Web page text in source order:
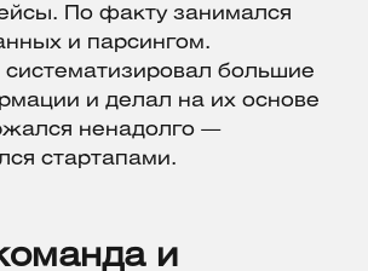
По факту занимался
и парсингом.
большие
и делал на их основе
ненадолго —
стартапами.
и